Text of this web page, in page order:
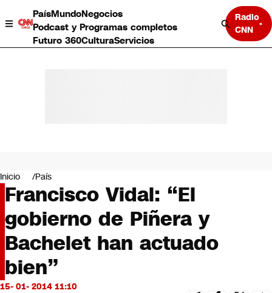
PaísMundoNegocios
Podcast y Programas completos
Futuro 360CulturaServicios
Radio
CNN
Negocios
Deportes
Programas completos
Cultura
Servicios
Bits
CNN tiempo
Futuro 360
Inicio País
Francisco Vidal: “El
gobierno de Piñera y
Bachelet han actuado
bien”
15- 01- 2014 11:10